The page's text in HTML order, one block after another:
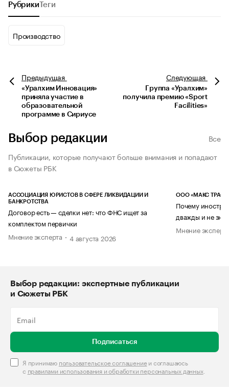
Рубрики Теги
Производство
Предыдущая
«Уралхим Инновация»
приняла участие в
образовательной
программе в Сириусе
Следующая
Группа «Уралхим»
получила премию «Sport
Facilities»
Выбор редакции
Все
Публикации, которые получают больше внимания и попадают
в Сюжеты РБК
АССОЦИАЦИЯ ЮРИСТОВ В СФЕРЕ ЛИКВИДАЦИИ И
БАНКРОТСТВА
Договор есть — сделки нет: что ФНС ищет за
комплектом первички
Мнение эксперта
4 августа 2026
ООО «МАКС ТРАСТ»
Почему
дважды и не
Мнение
Выбор редакции: экспертные публикации
и Сюжеты РБК
Подписаться
Я принимаю пользовательское соглашениеи соглашаюсь
с правилами использования и обработки персональных данных.